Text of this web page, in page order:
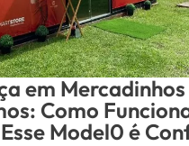
em Mercadinhos
Como
Model0 é